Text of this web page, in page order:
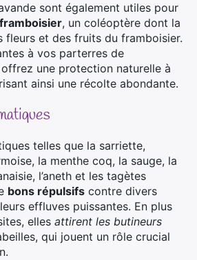
sont également utiles pour
, un coléoptère dont la
fleurs et des fruits du framboisier.
à vos parterres de
une protection naturelle à
ainsi une récolte abondante.
telles que la sarriette,
la menthe coq, la sauge, la
l’aneth et les tagètes
bons répulsifs contre divers
effluves puissantes. En plus
elles attirent les butineurs
qui jouent un rôle crucial